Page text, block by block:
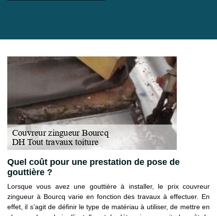
Quel coût pour une prestation de pose de
gouttière ?
Lorsque vous avez une gouttière à installer, le prix couvreur
zingueur à Bourcq varie en fonction des travaux à effectuer. En
effet, il s’agit de définir le type de matériau à utiliser, de mettre en